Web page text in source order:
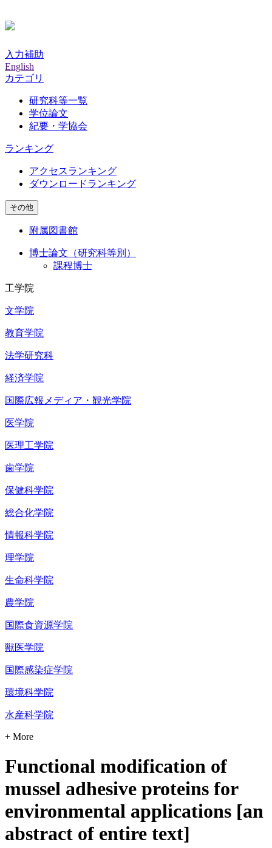
入力補助
English
カテゴリ
研究科等一覧
学位論文
紀要・学協会
ランキング
アクセスランキング
ダウンロードランキング
その他
附属図書館
博士論文（研究科等別）
課程博士
工学院
文学院
教育学院
法学研究科
経済学院
国際広報メディア・観光学院
医学院
医理工学院
歯学院
保健科学院
総合化学院
情報科学院
理学院
生命科学院
農学院
国際食資源学院
獣医学院
国際感染症学院
環境科学院
水産科学院
+ More
Functional modification of
mussel adhesive proteins for
environmental applications [an
abstract of entire text]